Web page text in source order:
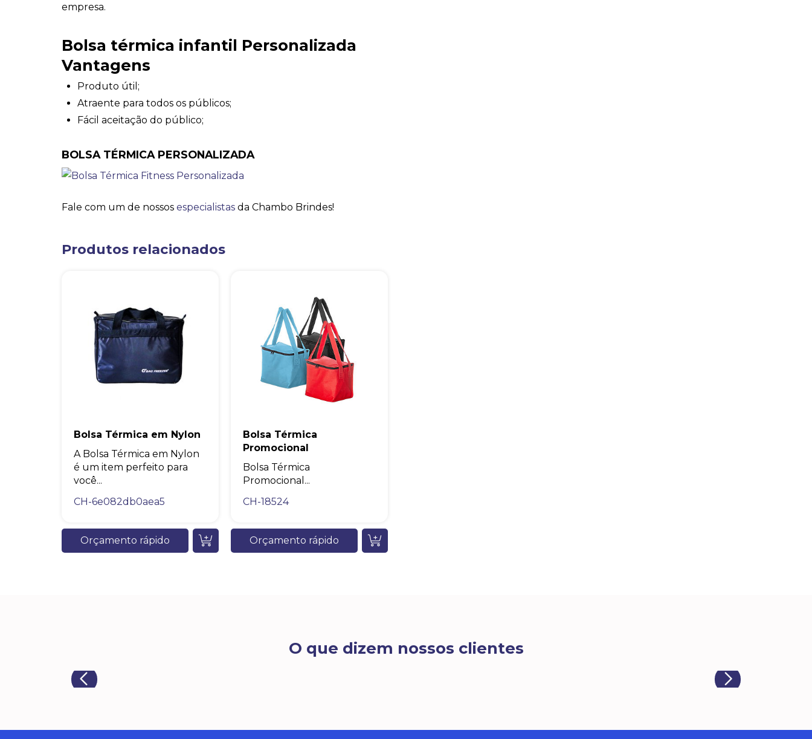
empresa.
Bolsa térmica infantil Personalizada
Vantagens
Produto útil;
Atraente para todos os públicos;
Fácil aceitação do público;
BOLSA TÉRMICA PERSONALIZADA
Fale com um de nossos especialistas da Chambo Brindes!
Produtos relacionados
Bolsa Térmica em Nylon
A Bolsa Térmica em Nylon
é um item perfeito para
você...
CH-6e082db0aea5
Orçamento rápido
Bolsa Térmica
Promocional
Bolsa Térmica
Promocional...
CH-18524
Orçamento rápido
O que dizem nossos clientes
marketing. Você pode alterar suas preferências a qualquer
momento.